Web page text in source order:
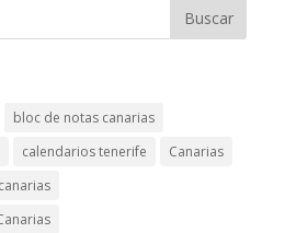
bloc de notas canarias
calendarios tenerife
Canarias